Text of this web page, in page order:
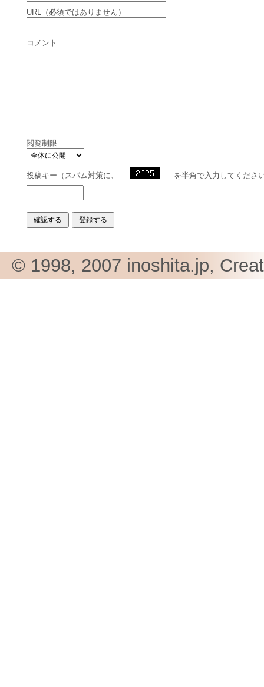
URL（必須ではありません）
コメント
閲覧制限
投稿キー（スパム対策に、 を半角で入力してくださ
© 1998, 2007 inoshita.jp,